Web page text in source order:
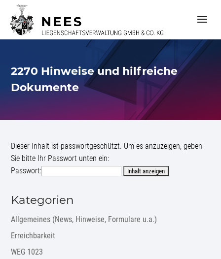
t
2270 Hinweise und hilfreiche
Dokumente
Kategorien
Allgemeines (News, Hinweise, Formulare u.a.)
Erreichbarkeit
WEG 1023
Dieser Inhalt ist passwortgeschützt. Um es anzuzeigen, geben
Sie bitte Ihr Passwort unten ein:
Passwort: